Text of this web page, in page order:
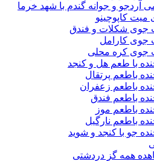
آردجو و جوانه گندم با شهد خرما
میت کاپوچینو
جوی شکلات و فندق
جوی کارامل
جوی کره محلی
با طعم هل و کنجد
باطعم پرتقال
باطعم زعفران
باطعم فندق
باطعم موز
باطعم نارگیل
جو با کنجد و شوید
همه گز دردشتی